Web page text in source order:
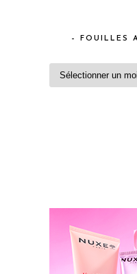
– FOUILLES